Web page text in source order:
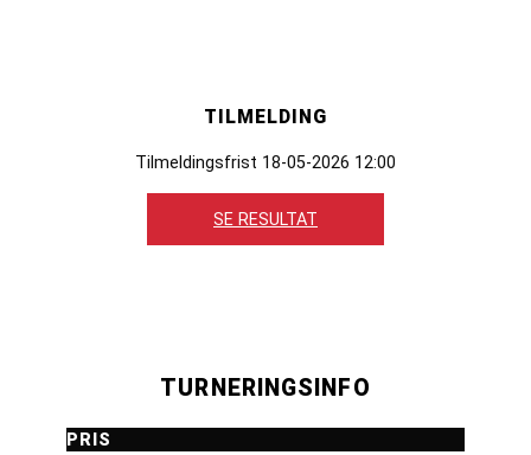
TILMELDING
Tilmeldingsfrist 18-05-2026 12:00
SE RESULTAT
TURNERINGSINFO
PRIS